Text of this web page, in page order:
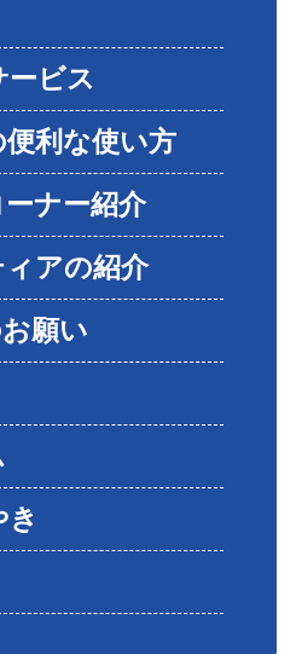
ービス
利な使い方
ナー紹介
アの紹介
願い